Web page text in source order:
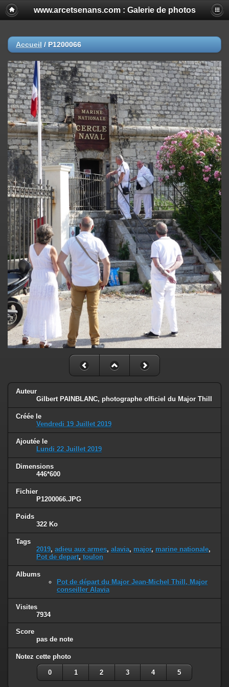
www.arcetsenans.com : Galerie de photos
Accueil / P1200066
Auteur
Gilbert PAINBLANC, photographe officiel du Major Thill
Créée le
Vendredi 19 Juillet 2019
Ajoutée le
Lundi 22 Juillet 2019
Dimensions
446*600
Fichier
P1200066.JPG
Poids
322 Ko
Tags
2019, adieu aux armes, alavia, major, marine nationale,
Pot de depart, toulon
Albums
Pot de départ du Major Jean-Michel Thill, Major
conseiller Alavia
Visites
7934
Score
pas de note
Notez cette photo
0 1 2 3 4 5